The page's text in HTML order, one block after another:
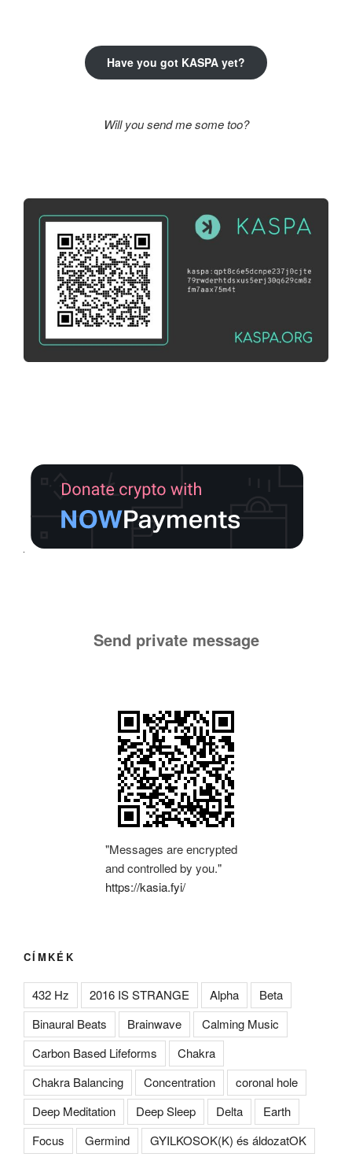
Have you got KASPA yet?
Will you send me some too?
Send private message
"Messages are encrypted
and controlled by you."
https://kasia.fyi/
CÍMKÉK
432 Hz 2016 IS STRANGE Alpha
Beta
Binaural Beats
Brainwave
Calming Music
Carbon Based Lifeforms
Chakra
Chakra Balancing
Concentration
coronal hole
Deep Meditation
Deep Sleep Delta
Earth
Focus
Germind GYILKOSOK(K) és áldozatOK